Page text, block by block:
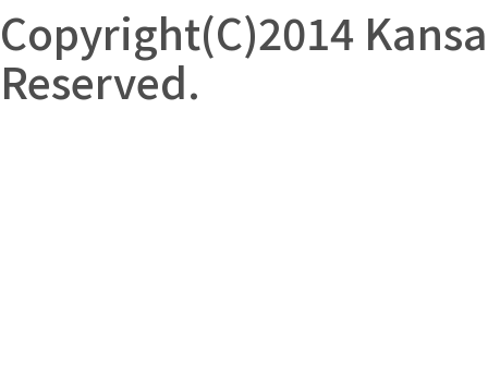
Copyright(C)2014
Reserved.